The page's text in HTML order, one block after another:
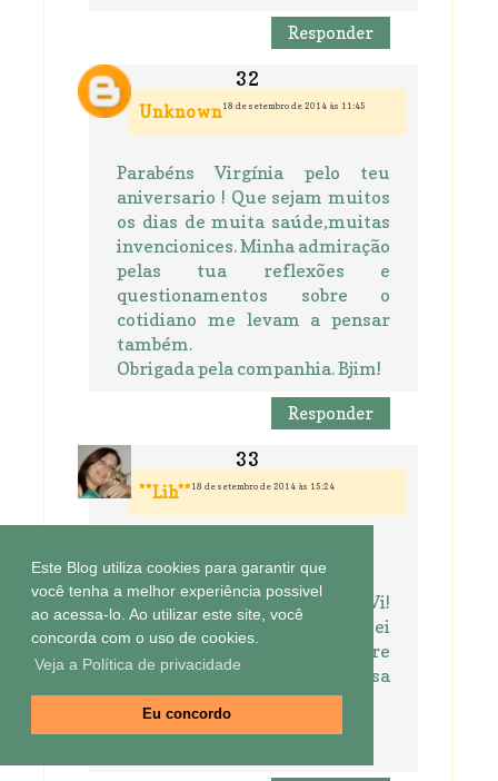
Este Blog utiliza cookies para garantir que
você tenha a melhor experiência possivel
ao acessa-lo. Ao utilizar este site, você
concorda com o uso de cookies.
Veja a Política de privacidade
Eu concordo
Responder
Unknown18 de setembro de 2014 às 11:45
Parabéns Virgínia pelo teu
aniversario ! Que sejam muitos
os dias de muita saúde,muitas
invencionices. Minha admiração
pelas tua reflexões e
questionamentos sobre o
cotidiano me levam a pensar
também.
Obrigada pela companhia. Bjim!
Responder
**Lih** 18 de setembro de 2014 às 15:24
Parabéns atrasado para a Vi!
Pepa, lindas palavras, eu não sei
o que é ter irmãos, mas sempre
admiro essa amizade e essa
parceria entre eles.